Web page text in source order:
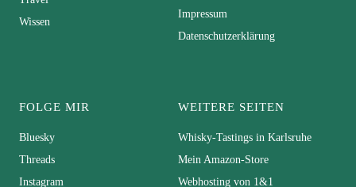
Wissen
Impressum
Datenschutzerklärung
FOLGE MIR
Bluesky
Threads
Instagram
WEITERE SEITEN
Whisky-Tastings in Karlsruhe
Mein Amazon-Store
Webhosting von 1&1